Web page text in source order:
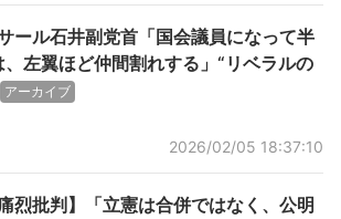
ール石井副党首「国会議員になって半
左翼ほど仲間割れする」“リベラルの
アーカイブ
2026/02/05 18:37:10
烈批判】「立憲は合併ではなく、公明